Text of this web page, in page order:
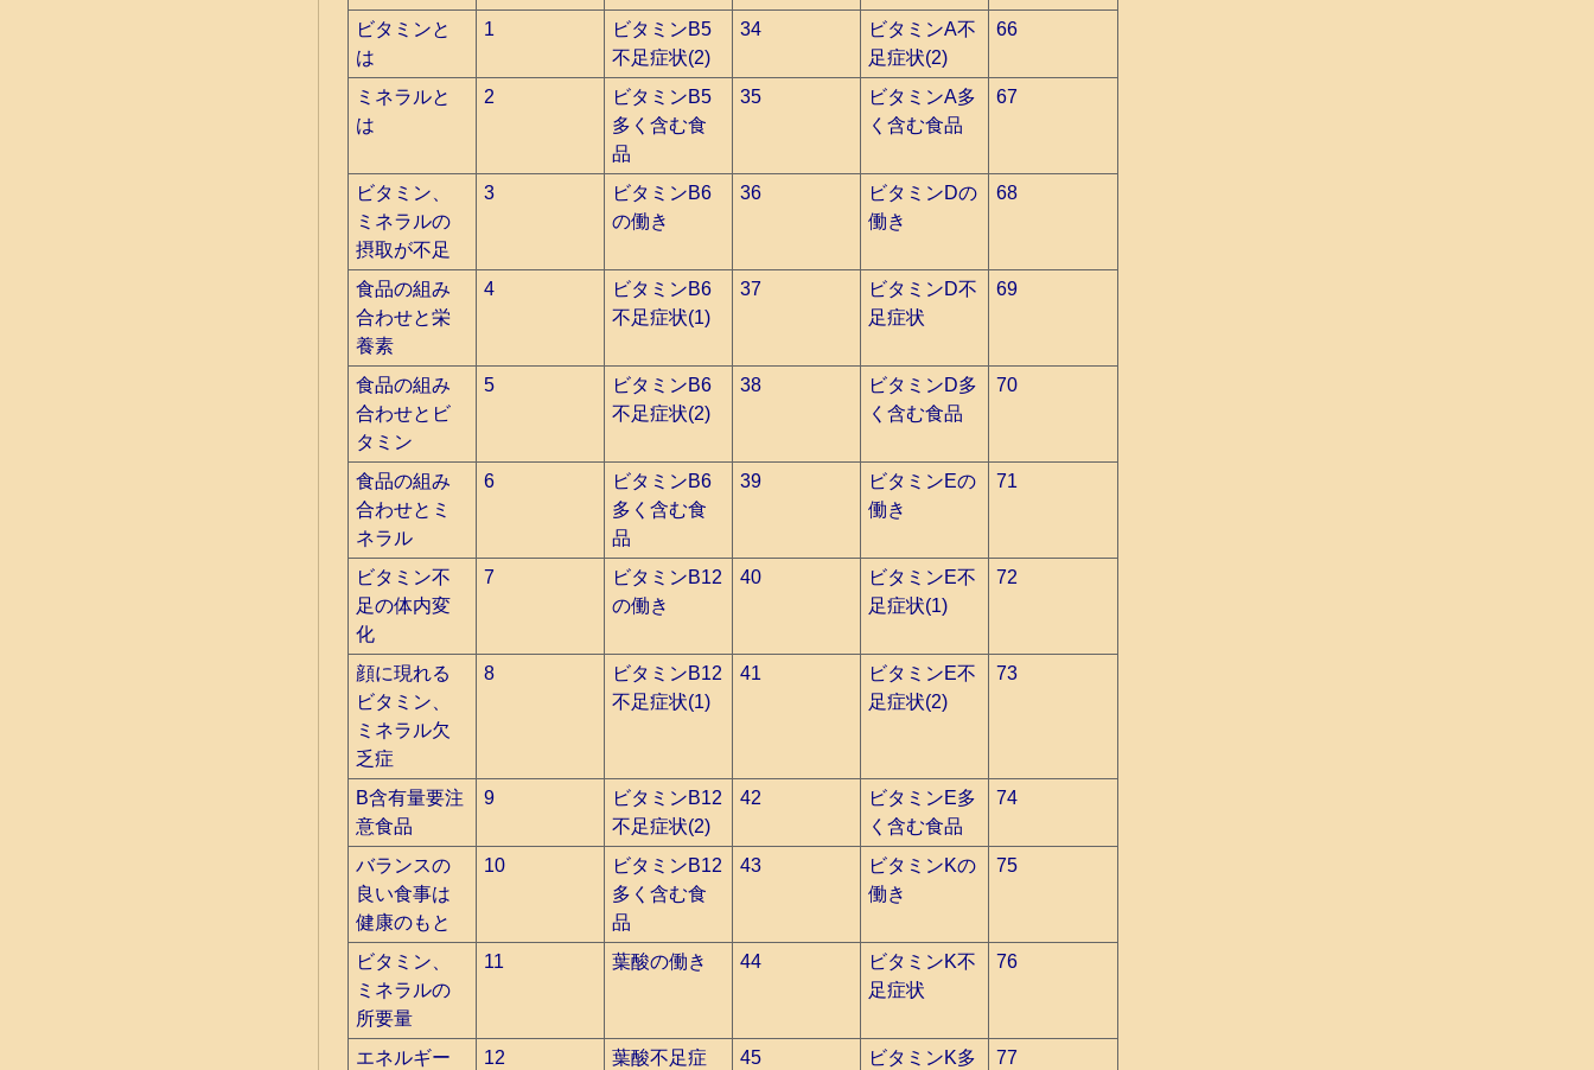
ビタミンと
は
1
ビタミンB5
不足症状(2)
34
ビタミンA不
足症状(2)
66
ミネラルと
は
2
ビタミンB5
多く含む食
品
35
ビタミンA多
く含む食品
67
ビタミン、
ミネラルの
摂取が不足
3
ビタミンB6
の働き
36
ビタミンDの
働き
68
食品の組み
合わせと栄
養素
4
ビタミンB6
不足症状(1)
37
ビタミンD不
足症状
69
食品の組み
合わせとビ
タミン
5
ビタミンB6
不足症状(2)
38
ビタミンD多
く含む食品
70
食品の組み
合わせとミ
ネラル
6
ビタミンB6
多く含む食
品
39
ビタミンEの
働き
71
ビタミン不
足の体内変
化
7
ビタミンB12
の働き
40
ビタミンE不
足症状(1)
72
顔に現れる
ビタミン、
ミネラル欠
乏症
8
ビタミンB12
不足症状(1)
41
ビタミンE不
足症状(2)
73
B含有量要注
意食品
9
ビタミンB12
不足症状(2)
42
ビタミンE多
く含む食品
74
バランスの
良い食事は
健康のもと
10
ビタミンB12
多く含む食
品
43
ビタミンKの
働き
75
ビタミン、
ミネラルの
所要量
11 葉酸の働き 44
ビタミンK不
足症状
76
エネルギー
12
葉酸不足症
45
ビタミンK多
77